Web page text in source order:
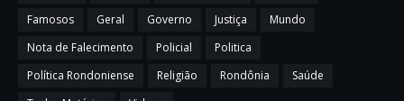
Famosos
Geral Governo Justiça
Mundo
Nota de Falecimento
Policial
Politica
Política Rondoniense
Religião Rondônia
Saúde